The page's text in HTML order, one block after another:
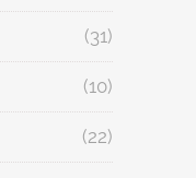
(31)
(10)
(22)